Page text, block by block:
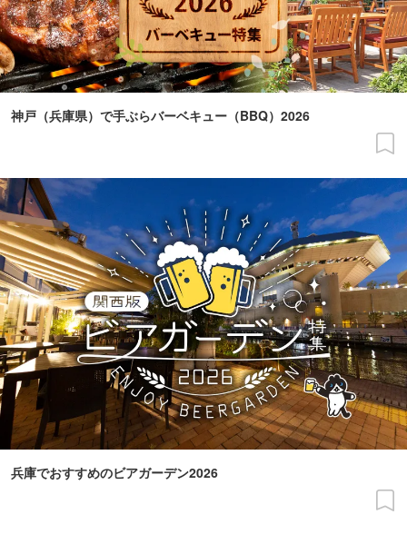
神戸（兵庫県）で手ぶらバーベキュー（BBQ）2026
兵庫でおすすめのビアガーデン2026